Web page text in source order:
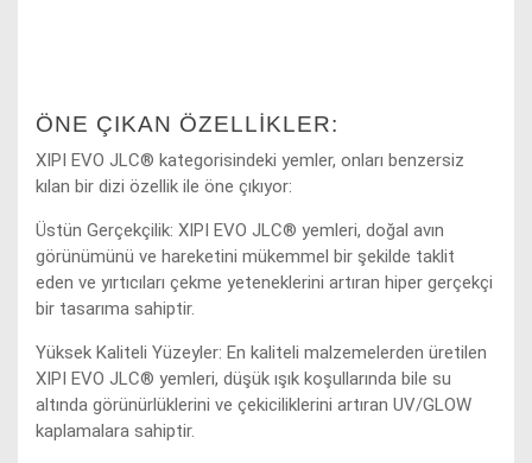
ÖNE ÇIKAN ÖZELLIKLER:
XIPI EVO JLC® kategorisindeki yemler, onları benzersiz
kılan bir dizi özellik ile öne çıkıyor:
Üstün Gerçekçilik: XIPI EVO JLC® yemleri, doğal avın
görünümünü ve hareketini mükemmel bir şekilde taklit
eden ve yırtıcıları çekme yeteneklerini artıran hiper gerçekçi
bir tasarıma sahiptir.
Yüksek Kaliteli Yüzeyler: En kaliteli malzemelerden üretilen
XIPI EVO JLC® yemleri, düşük ışık koşullarında bile su
altında görünürlüklerini ve çekiciliklerini artıran UV/GLOW
kaplamalara sahiptir.